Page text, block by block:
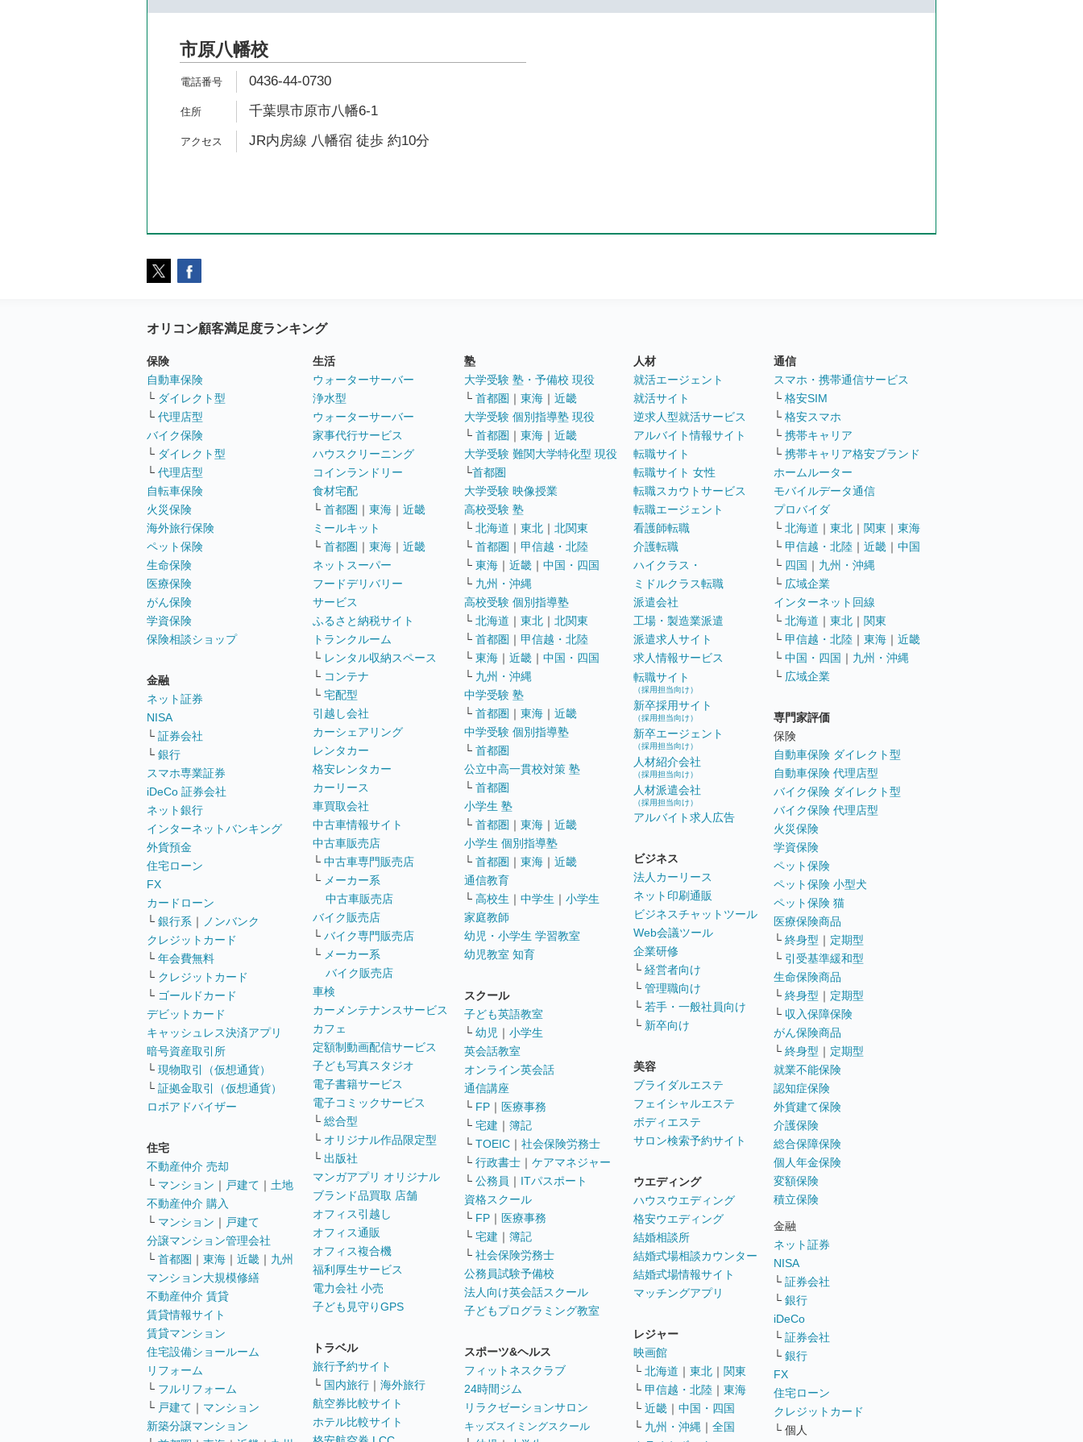
市原八幡校
0436-44-0730
千葉県市原市八幡6-1
JR内房線 八幡宿 徒歩 約10分
オリコン顧客満足度ランキング
保険
自動車保険
└ ダイレクト型
└ 代理店型
バイク保険
└ ダイレクト型
└ 代理店型
自転車保険
火災保険
海外旅行保険
ペット保険
生命保険
医療保険
がん保険
学資保険
保険相談ショップ
金融
ネット証券
NISA
└ 証券会社
└ 銀行
スマホ専業証券
iDeCo 証券会社
ネット銀行
インターネットバンキング
外貨預金
住宅ローン
FX
カードローン
└ 銀行系 ｜
ノンバンク
クレジットカード
└ 年会費無料
└ クレジットカード
└ ゴールドカード
デビットカード
キャッシュレス決済アプリ
暗号資産取引所
└ 現物取引（仮想通貨）
└ 証拠金取引（仮想通貨）
ロボアドバイザー
住宅
不動産仲介 売却
└ マンション ｜ 戸建て ｜ 土地
不動産仲介 購入
└ マンション ｜ 戸建て
分譲マンション管理会社
└ 首都圏 ｜ 東海 ｜ 近畿 ｜ 九州
マンション大規模修繕
不動産仲介 賃貸
賃貸情報サイト
賃貸マンション
住宅設備ショールーム
リフォーム
└ フルリフォーム
└ 戸建て ｜ マンション
新築分譲マンション
生活
ウォーターサーバー
浄水型
ウォーターサーバー
家事代行サービス
ハウスクリーニング
コインランドリー
食材宅配
└ 首都圏 ｜ 東海 ｜ 近畿
ミールキット
└ 首都圏 ｜ 東海 ｜ 近畿
ネットスーパー
フードデリバリー
サービス
ふるさと納税サイト
トランクルーム
└ レンタル収納スペース
└ コンテナ
└ 宅配型
引越し会社
カーシェアリング
レンタカー
格安レンタカー
カーリース
車買取会社
中古車情報サイト
中古車販売店
└ 中古車専門販売店
└ メーカー系
中古車販売店
バイク販売店
└ バイク専門販売店
└ メーカー系
バイク販売店
車検
カーメンテナンスサービス
カフェ
定額制動画配信サービス
子ども写真スタジオ
電子書籍サービス
電子コミックサービス
└ 総合型
└ オリジナル作品限定型
└ 出版社
マンガアプリ オリジナル
ブランド品買取 店舗
オフィス引越し
オフィス通販
オフィス複合機
福利厚生サービス
電力会社 小売
子ども見守りGPS
トラベル
旅行予約サイト
└ 国内旅行 ｜ 海外旅行
航空券比較サイト
ホテル比較サイト
塾
大学受験 塾・予備校 現役
└ 首都圏 ｜ 東海 ｜ 近畿
大学受験 個別指導塾 現役
└ 首都圏 ｜ 東海 ｜ 近畿
大学受験 難関大学特化型 現役
└首都圏
大学受験 映像授業
高校受験 塾
└ 北海道 ｜ 東北 ｜ 北関東
└ 首都圏 ｜ 甲信越・北陸
└ 東海 ｜ 近畿 ｜ 中国・四国
└ 九州・沖縄
高校受験 個別指導塾
└ 北海道 ｜ 東北 ｜ 北関東
└ 首都圏 ｜ 甲信越・北陸
└ 東海 ｜ 近畿 ｜ 中国・四国
└ 九州・沖縄
中学受験 塾
└ 首都圏 ｜ 東海 ｜ 近畿
中学受験 個別指導塾
└ 首都圏
公立中高一貫校対策 塾
└ 首都圏
小学生 塾
└ 首都圏 ｜ 東海 ｜ 近畿
小学生 個別指導塾
└ 首都圏 ｜ 東海 ｜ 近畿
通信教育
└ 高校生 ｜ 中学生 ｜ 小学生
家庭教師
幼児・小学生 学習教室
幼児教室 知育
スクール
子ども英語教室
└ 幼児 ｜ 小学生
英会話教室
オンライン英会話
通信講座
└ FP ｜ 医療事務
└ 宅建 ｜ 簿記
└ TOEIC ｜ 社会保険労務士
└ 行政書士 ｜ ケアマネジャー
└ 公務員 ｜ ITパスポート
資格スクール
└ FP ｜ 医療事務
└ 宅建 ｜ 簿記
└ 社会保険労務士
公務員試験予備校
法人向け英会話スクール
子どもプログラミング教室
スポーツ&ヘルス
フィットネスクラブ
24時間ジム
リラクゼーションサロン
キッズスイミングスクール
人材
就活エージェント
就活サイト
逆求人型就活サービス
アルバイト情報サイト
転職サイト
転職サイト 女性
転職スカウトサービス
転職エージェント
看護師転職
介護転職
ハイクラス・
ミドルクラス転職
派遣会社
工場・製造業派遣
派遣求人サイト
求人情報サービス
転職サイト
（採用担当向け）
新卒採用サイト
（採用担当向け）
新卒エージェント
（採用担当向け）
人材紹介会社
（採用担当向け）
人材派遣会社
（採用担当向け）
アルバイト求人広告
ビジネス
法人カーリース
ネット印刷通販
ビジネスチャットツール
Web会議ツール
企業研修
└ 経営者向け
└ 管理職向け
└ 若手・一般社員向け
└ 新卒向け
美容
ブライダルエステ
フェイシャルエステ
ボディエステ
サロン検索予約サイト
ウエディング
ハウスウエディング
格安ウエディング
結婚相談所
結婚式場相談カウンター
結婚式場情報サイト
マッチングアプリ
レジャー
映画館
└ 北海道 ｜ 東北 ｜ 関東
└ 甲信越・北陸 ｜ 東海
└ 近畿 ｜ 中国・四国
└ 九州・沖縄 ｜ 全国
通信
スマホ・携帯通信サービス
└ 格安SIM
└ 格安スマホ
└ 携帯キャリア
└ 携帯キャリア格安ブランド
ホームルーター
モバイルデータ通信
プロバイダ
└ 北海道 ｜ 東北 ｜ 関東 ｜ 東海
└ 甲信越・北陸 ｜ 近畿 ｜ 中国
└ 四国 ｜ 九州・沖縄
└ 広域企業
インターネット回線
└ 北海道 ｜ 東北 ｜ 関東
└ 甲信越・北陸 ｜ 東海 ｜ 近畿
└ 中国・四国 ｜ 九州・沖縄
└ 広域企業
専門家評価
保険
自動車保険 ダイレクト型
自動車保険 代理店型
バイク保険 ダイレクト型
バイク保険 代理店型
火災保険
学資保険
ペット保険
ペット保険 小型犬
ペット保険 猫
医療保険商品
└ 終身型 ｜ 定期型
└ 引受基準緩和型
生命保険商品
└ 終身型 ｜ 定期型
└ 収入保障保険
がん保険商品
└ 終身型 ｜ 定期型
就業不能保険
認知症保険
外貨建て保険
介護保険
総合保障保険
個人年金保険
変額保険
積立保険
金融
ネット証券
NISA
└ 証券会社
└ 銀行
iDeCo
└ 証券会社
└ 銀行
FX
住宅ローン
クレジットカード
└ 個人